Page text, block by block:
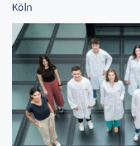
Köln